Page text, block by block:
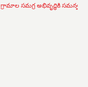
గ్రామాల సమగ్ర అభివృద్ధికి